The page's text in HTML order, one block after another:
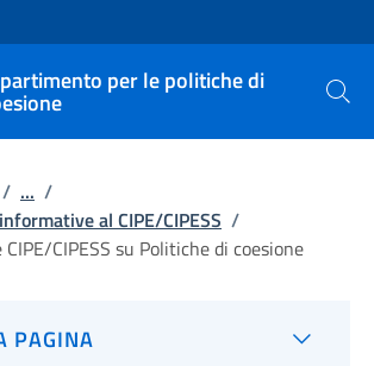
sito
per le politiche di
Cerca
/ ... /
al CIPE/CIPESS /
CIPESS su Politiche di coesione
PAGINA